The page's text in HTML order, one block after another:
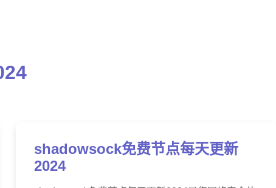
shadowsock免费节点每天更新
2024